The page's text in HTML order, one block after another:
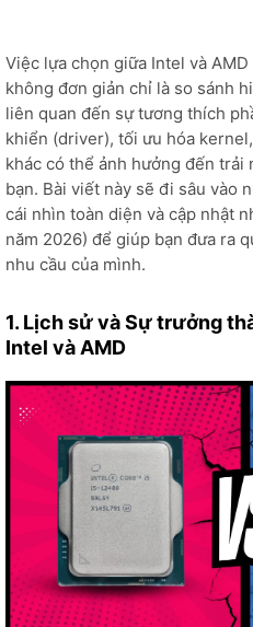
Việc lựa chọn giữa Intel và
không đơn giản chỉ là so sánh
liên quan đến sự tương thích
khiển (driver), tối ưu hóa
khác có thể ảnh hưởng đến trải
bạn. Bài viết này sẽ đi sâu vào
cái nhìn toàn diện và cập nhật
năm 2026) để giúp bạn đưa ra
nhu cầu của mình.
1. Lịch sử và Sự trưởng
Intel và AMD